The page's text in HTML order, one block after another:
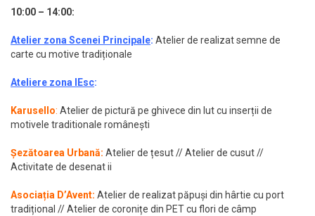
10:00 – 14:00:
Atelier zona Scenei Principale: Atelier de realizat semne de
carte cu motive tradiționale
Ateliere zona IEsc:
Karusello: Atelier de pictură pe ghivece din lut cu inserții de
motivele traditionale românești
Șezătoarea Urbană: Atelier de țesut // Atelier de cusut //
Activitate de desenat ii
Asociația D’Avent: Atelier de realizat păpuși din hârtie cu port
tradițional // Atelier de coronițe din PET cu flori de câmp